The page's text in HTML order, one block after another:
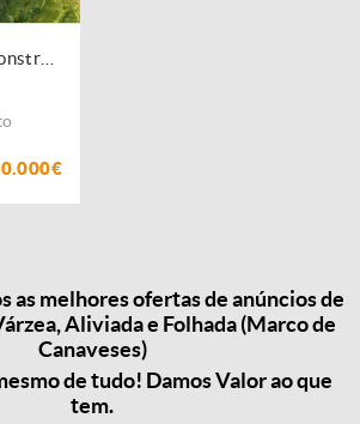
as melhores ofertas de anúncios de
Aliviada e Folhada (Marco de
Canaveses)
de tudo! Damos Valor ao que
tem.